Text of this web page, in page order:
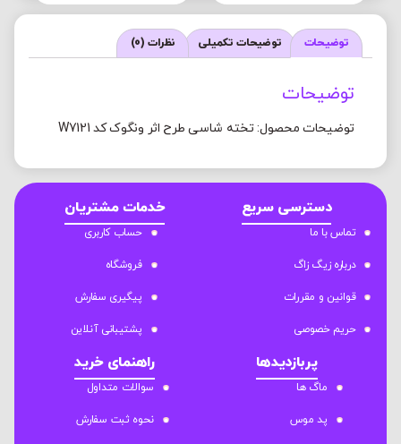
توضیحات توضیحات تکمیلی نظرات (0)
توضیحات
توضیحات محصول: تخته شاسی طرح اثر ونگوک کد W7121
دسترسی سریع
تماس با ما
درباره زیگ زاگ
قوانین و مقررات
حریم خصوصی
خدمات مشتریان
حساب کاربری
فروشگاه
پیگیری سفارش
پشتیبانی آنلاین
پربازدیدها
ماگ ها
پد موس
راهنمای خرید
سوالات متداول
نحوه ثبت سفارش